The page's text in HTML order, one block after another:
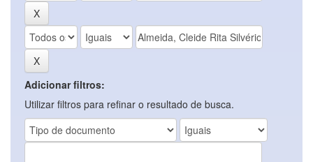
Adicionar filtros:
Utilizar filtros para refinar o resultado de busca.